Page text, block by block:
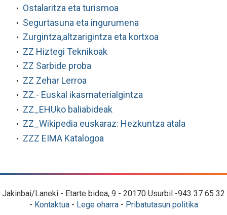
Ostalaritza eta turismoa
Segurtasuna eta ingurumena
Zurgintza,altzarigintza eta kortxoa
ZZ Hiztegi Teknikoak
ZZ Sarbide proba
ZZ Zehar Lerroa
ZZ.- Euskal ikasmaterialgintza
ZZ_EHUko baliabideak
ZZ_Wikipedia euskaraz: Hezkuntza atala
ZZZ EIMA Katalogoa
Jakinbai/Laneki - Etarte bidea, 9 - 20170 Usurbil -943 37 65 32
- Kontaktua- Lege oharra- Pribatutasun politika